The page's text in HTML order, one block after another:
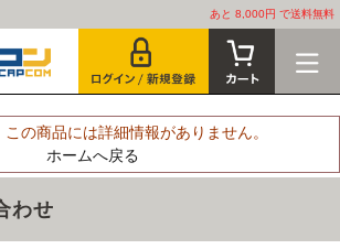
あと 8,000円 で送料無料
の商品には詳細情報がありません。
ホームへ戻る
わせ